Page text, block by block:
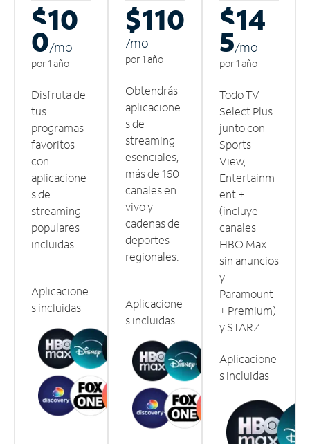
$10
0/mo
por 1 año
Disfruta de
tus
programas
favoritos
con
aplicacione
s de
streaming
populares
incluidas.
Aplicacione
s incluidas
$110
/mo
por 1 año
Obtendrás
aplicacione
s de
streaming
esenciales,
más de 160
canales en
vivo y
cadenas de
deportes
regionales.
Aplicacione
s incluidas
$14
5/mo
por 1 año
Todo TV
Select Plus
junto con
Sports
View,
Entertainm
ent +
(incluye
canales
HBO Max
sin anuncios
y
Paramount
+ Premium)
y STARZ.
Aplicacione
s incluidas